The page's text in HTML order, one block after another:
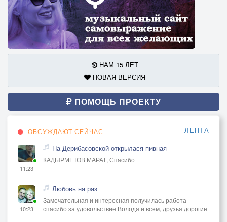
НАМ 15 ЛЕТ
НОВАЯ ВЕРСИЯ
ПОМОЩЬ ПРОЕКТУ
ОБСУЖДАЮТ СЕЙЧАС ЛЕНТА
11:23
На Дерибасовской открылася пивная
КАДЫРМЕТОВ МАРАТ, Спасибо
10:23
Любовь на раз
Замечательная и интересная получилась работа -
спасибо за удовольствие Володя и всем, друзья дорогие